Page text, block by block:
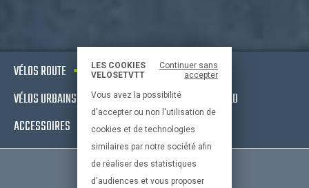
LES COOKIES
VELOSETVTT
Continuer sans
accepter
Vous avez la possibilité
d'accepter ou non l'utilisation de
cookies et de technologies
similaires par notre société afin
de réaliser des statistiques
d'audiences et vous proposer
VÉLOS ROUTE VTT
VÉLOS ELECTRIQUES
VÉLOS URBAINS & FITNESS
EQUIPEMENTS DE VÉLO
ACCESSOIRES
OCCASIONS - RECONDITIONNÉS